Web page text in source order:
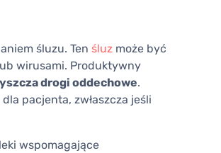
śluzu. Ten śluz może być
wirusami. Produktywny
drogi oddechowe.
pacjenta, zwłaszcza jeśli
wspomagające